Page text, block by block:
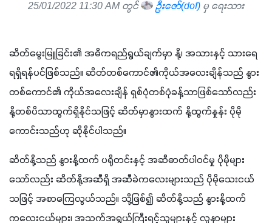
25/01/2022 11:30 AM တွင် ဦးဇော်(dof) မှ ရေးသား
ဆိတ်မွေးမြူခြင်း၏ အဓိကရည်ရွယ်ချက်မှာ နို့၊ အသားနှင့် သားရေ
ရရှိရန်ပင်ဖြစ်သည်။ ဆိတ်တစ်ကောင်၏ကိုယ်အလေးချိန်သည် နွား
တစ်ကောင်၏ ကိုယ်အလေးချိန် ရှစ်ပုံတစ်ပုံခန့်သာဖြစ်သော်လည်း
နို့တစ်ပိသာထွက်ရှိနိုင်သဖြင့် ဆိတ်မှာနွားထက် နို့ထွက်နှုန်း ပိုမို
ကောင်းသည်ဟု ဆိုနိုင်ပါသည်။
ဆိတ်နို့သည် နွားနို့ထက် ပရိုတင်းနှင့် အဆီဓာတ်ပါ၀င်မှု ပိုမိုများ
သော်လည်း ဆိတ်နို့အဆီရှိ အဆီခဲကလေးများသည် ပိုမိုသေးငယ်
သဖြင့် အစာကြေလွယ်သည်။ သို့ဖြစ်၍ ဆိတ်နို့သည် နွားနို့ထက်
ကလေးငယ်များ၊ အသက်အရွယ်ကြီးရင့်သူများနှင့် လူနာများ